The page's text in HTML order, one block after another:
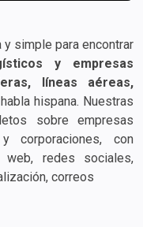
simple para encontrar
y empresas
líneas aéreas,
hispana. Nuestras
sobre empresas
corporaciones, con
web, redes sociales,
correos